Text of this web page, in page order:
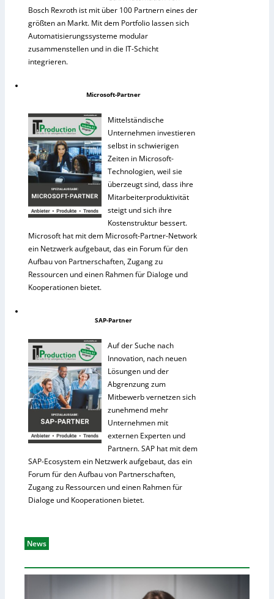
Bosch Rexroth ist mit über 100 Partnern eines der
größten an Markt. Mit dem Portfolio lassen sich
Automatisierungssysteme modular
zusammenstellen und in die IT-Schicht
integrieren.
Microsoft-Partner
Mittelständische
Unternehmen investieren
selbst in schwierigen
Zeiten in Microsoft-
Technologien, weil sie
überzeugt sind, dass ihre
Mitarbeiterproduktivität
steigt und sich ihre
Kostenstruktur bessert.
Microsoft hat mit dem Microsoft-Partner-Network
ein Netzwerk aufgebaut, das ein Forum für den
Aufbau von Partnerschaften, Zugang zu
Ressourcen und einen Rahmen für Dialoge und
Kooperationen bietet.
SAP-Partner
Auf der Suche nach
Innovation, nach neuen
Lösungen und der
Abgrenzung zum
Mitbewerb vernetzen sich
zunehmend mehr
Unternehmen mit
externen Experten und
Partnern. SAP hat mit dem
SAP-Ecosystem ein Netzwerk aufgebaut, das ein
Forum für den Aufbau von Partnerschaften,
Zugang zu Ressourcen und einen Rahmen für
Dialoge und Kooperationen bietet.
News